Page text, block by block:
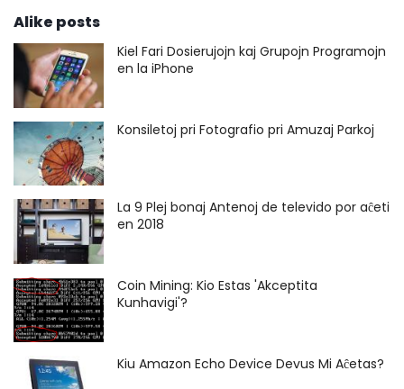
Alike posts
Kiel Fari Dosierujojn kaj Grupojn Programojn
en la iPhone
Konsiletoj pri Fotografio pri Amuzaj Parkoj
La 9 Plej bonaj Antenoj de televido por aĉeti
en 2018
Coin Mining: Kio Estas 'Akceptita
Kunhavigi'?
Kiu Amazon Echo Device Devus Mi Aĉetas?